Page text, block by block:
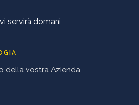
servirà domani
della vostra Azienda